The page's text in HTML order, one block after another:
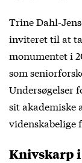
Trine Dahl-
inviteret til at
monumentet i
som
Undersøgelser
sit akademiske
videnskabelige
Knivskarp i